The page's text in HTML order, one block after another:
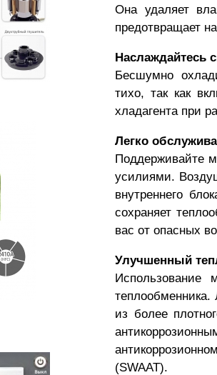
Она удаляет
предотвращает
Наслаждайтесь
Бесшумно
тихо, так как
хладагента при
Легко
Поддерживайте
усилиями.
внутреннего
сохраняет
вас от опасных
Улучшенный
Использование
из более
(SWAAT).